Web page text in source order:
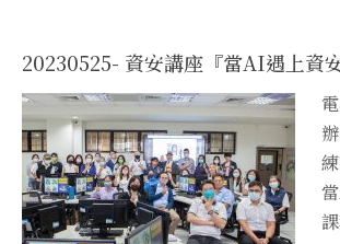
20230525- 資安講座『當AI遇上資安